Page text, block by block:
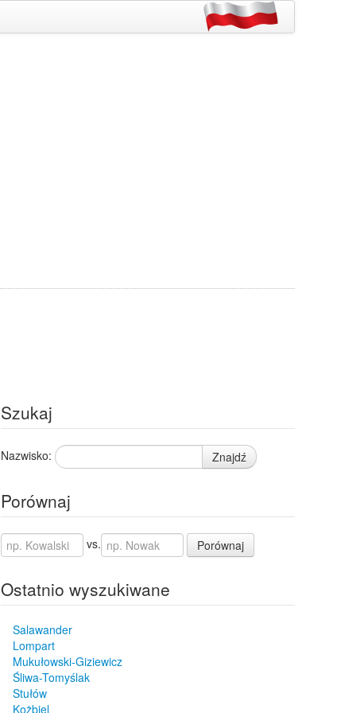
Szukaj
Nazwisko: Znajdź
Porównaj
vs. Porównaj
Ostatnio wyszukiwane
Salawander
Lompart
Mukułowski-Giziewicz
Śliwa-Tomyślak
Stułów
Kożbiel